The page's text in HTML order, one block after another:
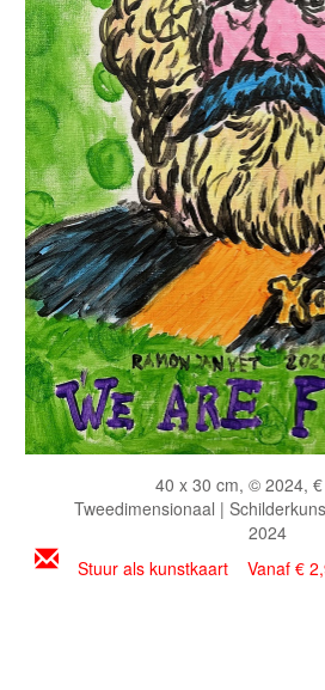
40 x 30 cm, © 2024,
Tweedimensionaal |
2024
Stuur als kunstkaart Vanaf €